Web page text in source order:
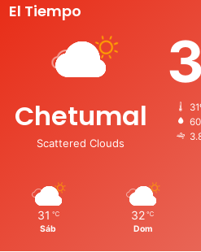
El Tiempo
Chetumal
Scattered Clouds
31 ℃
Sáb
32 ℃
Dom